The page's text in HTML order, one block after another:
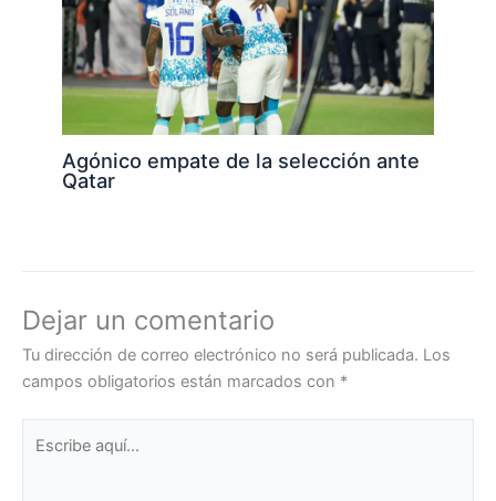
Agónico empate de la selección ante
Qatar
Dejar un comentario
Tu dirección de correo electrónico no será publicada. Los
campos obligatorios están marcados con *
aquí...